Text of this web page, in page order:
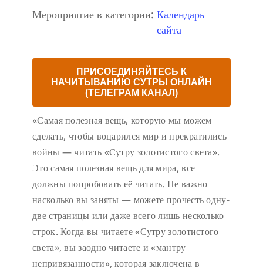
Мероприятие в категории: Календарь
сайта
ПРИСОЕДИНЯЙТЕСЬ К
НАЧИТЫВАНИЮ СУТРЫ ОНЛАЙН
(ТЕЛЕГРАМ КАНАЛ)
«Самая полезная вещь, которую мы можем
сделать, чтобы воцарился мир и прекратились
войны — читать «Сутру золотистого света».
Это самая полезная вещь для мира, все
должны попробовать её читать. Не важно
насколько вы заняты — можете прочесть одну-
две страницы или даже всего лишь несколько
строк. Когда вы читаете «Сутру золотистого
света», вы заодно читаете и «мантру
непривязанности», которая заключена в